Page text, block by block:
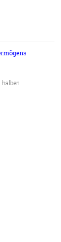
halben